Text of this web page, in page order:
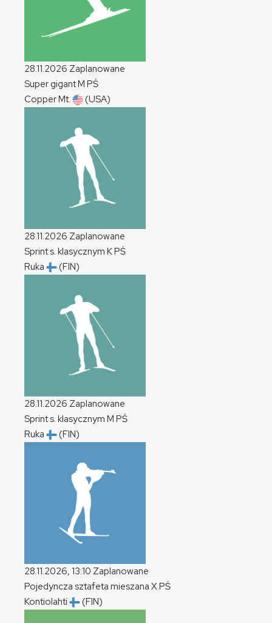
28.11.2026 Zaplanowane
Super gigantM PŚ
Copper Mt.
(USA)
28.11.2026 Zaplanowane
Sprint s. klasycznym KPŚ
Ruka
(FIN)
28.11.2026 Zaplanowane
Sprint s. klasycznym M PŚ
Ruka
(FIN)
28.11.2026, 13:10 Zaplanowane
Pojedyncza sztafeta mieszana XPŚ
Kontiolahti
(FIN)